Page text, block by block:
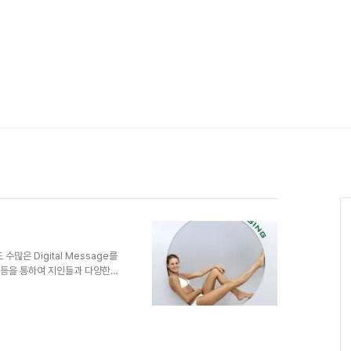
수많은 Digital Message를
통하여 지인들과 다양한
서 Communication 에 대한